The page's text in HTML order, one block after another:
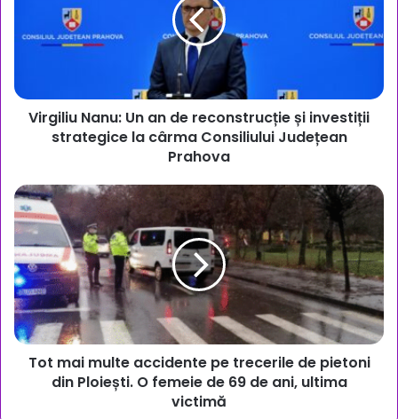
reconstrucție
strategice
Prahova
Virgiliu Nanu: Un an de reconstrucție și investiții
strategice la cârma Consiliului Județean
Prahova
Tot
mai
multe
accidente
pe
trecerile
de
pietoni
din
Ploiești.
Tot mai multe accidente pe trecerile de pietoni
din Ploiești. O femeie de 69 de ani, ultima
victimă